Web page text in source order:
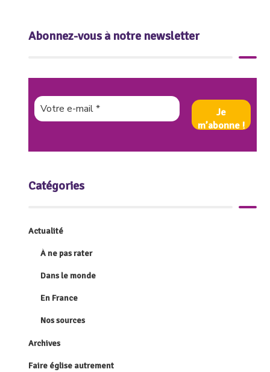
Abonnez-vous à notre newsletter
Catégories
Actualité
À ne pas rater
Dans le monde
En France
Nos sources
Archives
Faire église autrement